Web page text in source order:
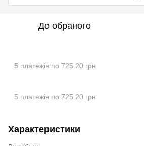
До обраного
5 платежів по 725.20 грн
5 платежів по 725.20 грн
Характеристики